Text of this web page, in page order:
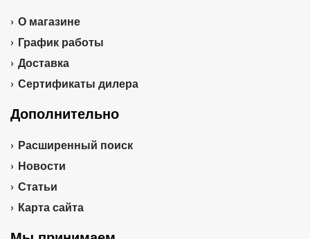
О магазине
График работы
Доставка
Сертификаты дилера
Дополнительно
Расширенный поиск
Новости
Статьи
Карта сайта